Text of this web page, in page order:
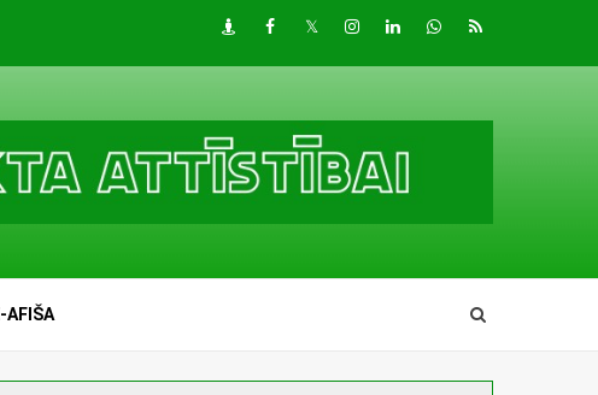
DraugiemFacebook
TwitterInstagram
LinkedInwhatsapp
RSS
AFIŠA